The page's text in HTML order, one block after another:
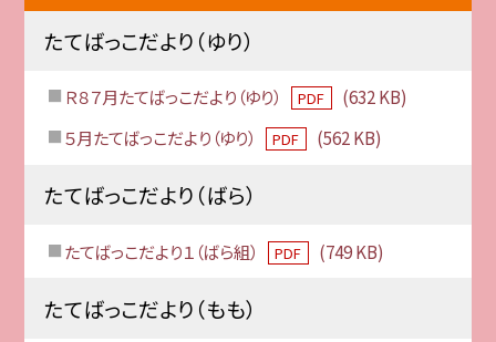
たてばっこだより（ゆり）
Ｒ８７月たてばっこだより（ゆり） PDF
(632 KB)
５月たてばっこだより（ゆり）
PDF (562 KB)
たてばっこだより（ばら）
たてばっこだより１（ばら組） PDF (749 KB)
たてばっこだより（もも）